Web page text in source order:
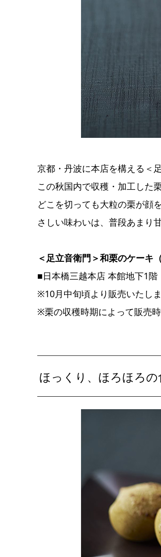
京都・丹波に本店を構える＜
この秋国内で収穫・加工した
どこを切っても大粒の栗が顔
さしい味わいは、普段あまり
＜足立音衛門＞和栗のケーキ
■日本橋三越本店 本館地下1階
※10月中旬頃より販売いたしま
※栗の収穫時期によって販売
ほっくり、ほろほろの